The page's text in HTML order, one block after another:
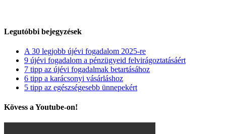
Legutóbbi bejegyzések
A 30 legjobb újévi fogadalom 2025-re
9 újévi fogadalom a pénzügyeid felvirágoztatásáért
7 tipp az újévi fogadalmak betartásához
6 tipp a karácsonyi vásárláshoz
5 tipp az egészségesebb ünnepekért
Kövess a Youtube-on!